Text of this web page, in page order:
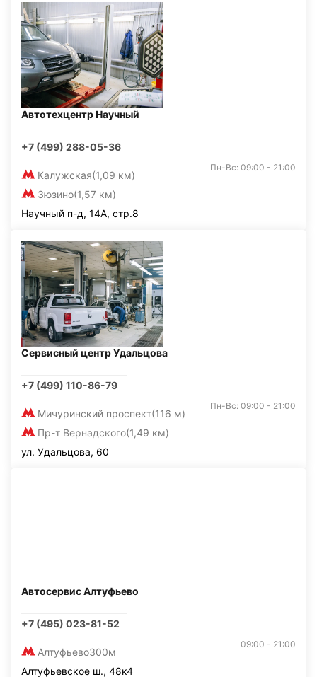
Автотехцентр Научный
+7 (499) 288-05-36
Калужская(1,09 км)
Зюзино(1,57 км)
Пн-Вс: 09:00 - 21:00
Научный п-д, 14А, стр.8
Сервисный центр Удальцова
+7 (499) 110-86-79
Мичуринский проспект(116 м)
Пр-т Вернадского(1,49 км)
Пн-Вс: 09:00 - 21:00
ул. Удальцова, 60
Автосервис Алтуфьево
+7 (495) 023-81-52
Алтуфьево300м
09:00 - 21:00
Алтуфьевское ш., 48к4